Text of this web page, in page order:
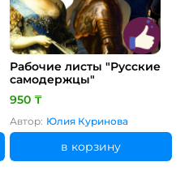
Рабочие листы "Русские
самодержцы"
950 ₸
Автор: Юлия Куринова
в корзину